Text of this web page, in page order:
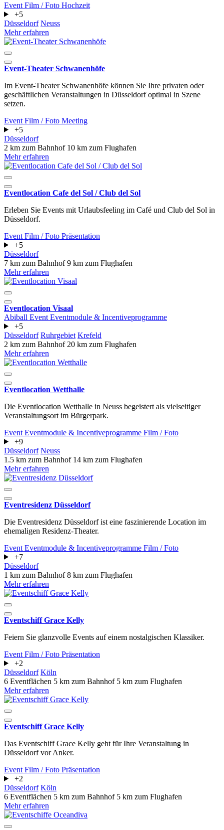
Event Film / Foto Hochzeit
+5
Düsseldorf Neuss
Mehr erfahren
Event-Theater Schwanenhöfe
Im Event-Theater Schwanenhöfe können Sie Ihre privaten oder
geschäftlichen Veranstaltungen in Düsseldorf optimal in Szene
setzen.
Event Film / Foto Meeting
+5
Düsseldorf
2 km zum Bahnhof 10 km zum Flughafen
Mehr erfahren
Eventlocation Cafe del Sol / Club del Sol
Erleben Sie Events mit Urlaubsfeeling im Café und Club del Sol in
Düsseldorf.
Event Film / Foto Präsentation
+5
Düsseldorf
7 km zum Bahnhof9 km zum Flughafen
Mehr erfahren
Eventlocation Visaal
Abiball Event Eventmodule & Incentiveprogramme
+5
Düsseldorf Ruhrgebiet Krefeld
2 km zum Bahnhof 20 km zum Flughafen
Mehr erfahren
Eventlocation Wetthalle
Die Eventlocation Wetthalle in Neuss begeistert als vielseitiger
Veranstaltungsort im Bürgerpark.
Event Eventmodule & Incentiveprogramme Film / Foto
+9
Düsseldorf Neuss
1.5 km zum Bahnhof 14 km zum Flughafen
Mehr erfahren
Eventresidenz Düsseldorf
Die Eventresidenz Düsseldorf ist eine faszinierende Location im
ehemaligen Residenz-Theater.
Event Eventmodule & Incentiveprogramme Film / Foto
+7
Düsseldorf
1 km zum Bahnhof8 km zum Flughafen
Mehr erfahren
Eventschiff Grace Kelly
Feiern Sie glanzvolle Events auf einem nostalgischen Klassiker.
Event Film / Foto Präsentation
+2
Düsseldorf Köln
6 Eventflächen 5 km zum Bahnhof 5 km zum Flughafen
Mehr erfahren
Eventschiff Grace Kelly
Das Eventschiff Grace Kelly geht für Ihre Veranstaltung in
Düsseldorf vor Anker.
Event Film / Foto Präsentation
+2
Düsseldorf Köln
6 Eventflächen 5 km zum Bahnhof 5 km zum Flughafen
Mehr erfahren